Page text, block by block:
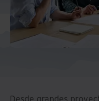
Desde grandes